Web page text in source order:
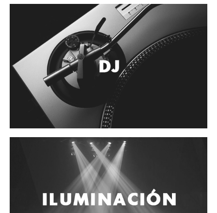
Columnas activas
Amplificadores
Consolas mezcladoras
Procesadores y efectos
Monitores de estudio
Interfaz para grabación
Audífonos y monitoreo personal
Estantes y soportes
Instalaciones y publicidad
Controladores